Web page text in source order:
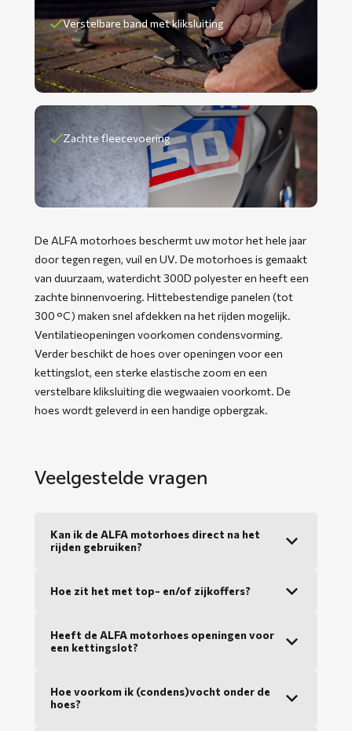
Verstelbare band met kliksluiting
Zachte fleecevoering
De ALFA motorhoes beschermt uw motor het hele jaar
door tegen regen, vuil en UV. De motorhoes is gemaakt
van duurzaam, waterdicht 300D polyester en heeft een
zachte binnenvoering. Hittebestendige panelen (tot
300 °C) maken snel afdekken na het rijden mogelijk.
Ventilatieopeningen voorkomen condensvorming.
Verder beschikt de hoes over openingen voor een
kettingslot, een sterke elastische zoom en een
verstelbare kliksluiting die wegwaaien voorkomt. De
hoes wordt geleverd in een handige opbergzak.
Veelgestelde vragen
Kan ik de ALFA motorhoes direct na het
rijden gebruiken?
Hoe zit het met top- en/of zijkoffers?
Heeft de ALFA motorhoes openingen voor
een kettingslot?
Hoe voorkom ik (condens)vocht onder de
hoes?